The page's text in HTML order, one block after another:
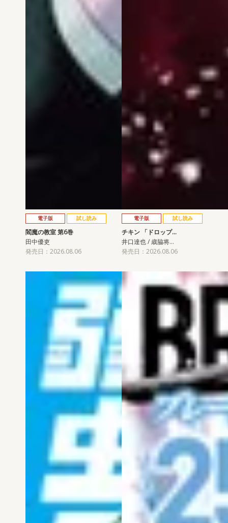
電子版 試し読み
閻魔の教室 第6巻
田中優吏
発売日：2026.08.06
電子版 試し読み
チキン 「ドロップ…
井口達也 / 歳脇将…
発売日：2026.08.06